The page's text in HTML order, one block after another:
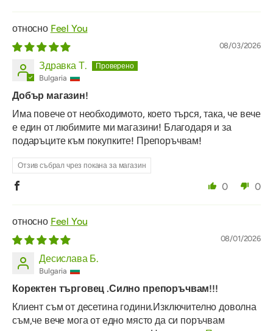
Feel You
08/03/2026
Здравка Т.
Bulgaria
Добър магазин!
Има повече от необходимото, което търся, така, че вече
е един от любимите ми магазини! Благодаря и за
подаръците към покупките! Препоръчвам!
Отзив събрал чрез покана за магазин
0 0
Feel You
08/01/2026
Десислава Б.
Bulgaria
Коректен търговец .Силно препоръчвам!!!
Клиент съм от десетина години.Изключително доволна
съм,че вече мога от едно място да си поръчвам